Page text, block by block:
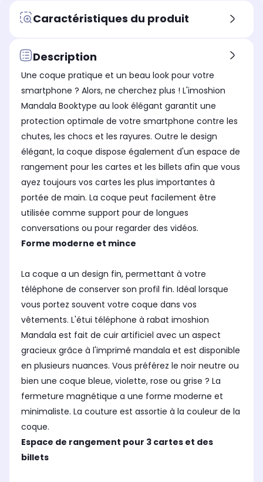
Caractéristiques du produit
Description
Une coque pratique et un beau look pour votre
smartphone ? Alors, ne cherchez plus ! L'imoshion
Mandala Booktype au look élégant garantit une
protection optimale de votre smartphone contre les
chutes, les chocs et les rayures. Outre le design
élégant, la coque dispose également d'un espace de
rangement pour les cartes et les billets afin que vous
ayez toujours vos cartes les plus importantes à
portée de main. La coque peut facilement être
utilisée comme support pour de longues
conversations ou pour regarder des vidéos.
Forme moderne et mince
La coque a un design fin, permettant à votre
téléphone de conserver son profil fin. Idéal lorsque
vous portez souvent votre coque dans vos
vêtements. L'étui téléphone à rabat imoshion
Mandala est fait de cuir artificiel avec un aspect
gracieux grâce à l'imprimé mandala et est disponible
en plusieurs nuances. Vous préférez le noir neutre ou
bien une coque bleue, violette, rose ou grise ? La
fermeture magnétique a une forme moderne et
minimaliste. La couture est assortie à la couleur de la
coque.
Espace de rangement pour 3 cartes et des
billets